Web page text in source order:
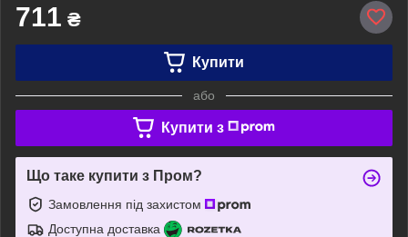
711 ₴
Купити
або
Купити з
Що таке купити з Пром?
Замовлення під захистом
Доступна доставка